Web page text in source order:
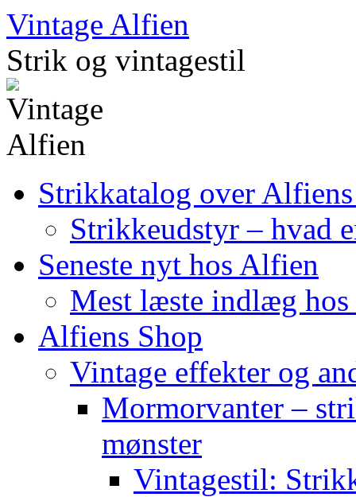
Skip
to
content
Vintage Alfien
Strik og vintagestil
Strikkatalog over
Strikkeudstyr – hvad
Seneste nyt hos Alfien
Mest læste indlæg
Alfiens Shop
Vintage effekter og
Mormorvanter –
mønster
Vintagestil: